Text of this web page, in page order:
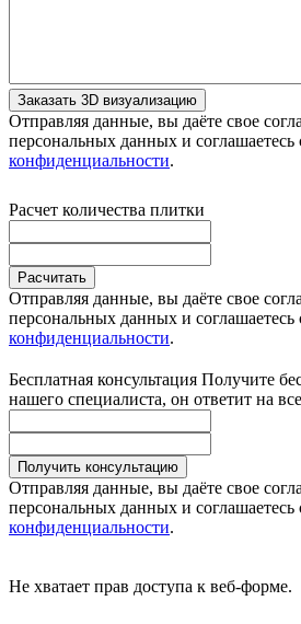
Заказать 3D визуализацию
Отправляя данные, вы даёте свое
персональных данных и соглашаетесь
конфиденциальности.
Расчет количества плитки
Расчитать
Отправляя данные, вы даёте свое
персональных данных и соглашаетесь
конфиденциальности.
Бесплатная консультация Получите
нашего специалиста, он ответит на
Получить консультацию
Отправляя данные, вы даёте свое
персональных данных и соглашаетесь
конфиденциальности.
Не хватает прав доступа к веб-форме.